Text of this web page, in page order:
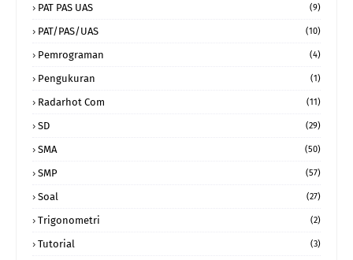
PAT PAS UAS (9)
PAT/PAS/UAS (10)
Pemrograman (4)
Pengukuran (1)
Radarhot Com (11)
SD (29)
SMA (50)
SMP (57)
Soal (27)
Trigonometri (2)
Tutorial (3)